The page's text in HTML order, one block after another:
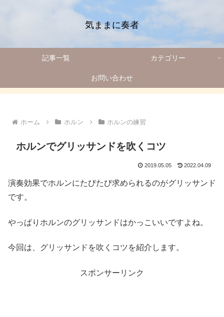
気ままに奏者
記事一覧 カテゴリー
お問い合わせ
ホーム ホルン ホルンの練習
ホルンでグリッサンドを吹くコツ
2019.05.05 2022.04.09
演奏効果でホルンにたびたび求められるのがグリッサンド
です。
やっぱりホルンのグリッサンドはかっこいいですよね。
今回は、グリッサンドを吹くコツを紹介します。
スポンサーリンク